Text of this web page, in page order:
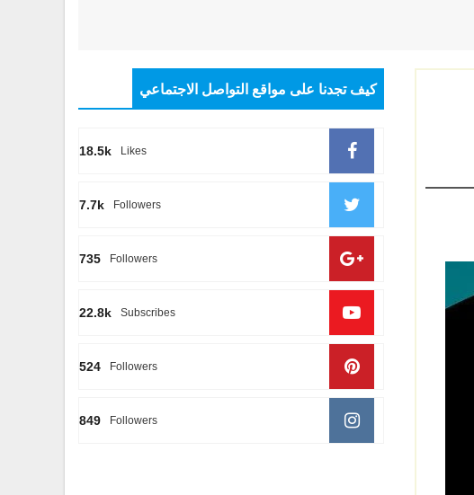
كيف تجدنا على مواقع التواصل الاجتماعي
18.5k Likes
7.7k Followers
735 Followers
22.8k Subscribes
524 Followers
849 Followers